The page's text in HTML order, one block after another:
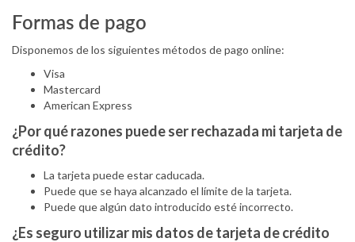
Formas de pago
Disponemos de los siguientes métodos de pago online:
Visa
Mastercard
American Express
¿Por qué razones puede ser rechazada mi tarjeta de
crédito?
La tarjeta puede estar caducada.
Puede que se haya alcanzado el límite de la tarjeta.
Puede que algún dato introducido esté incorrecto.
¿Es seguro utilizar mis datos de tarjeta de crédito